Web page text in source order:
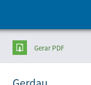
Gerar PDF